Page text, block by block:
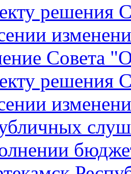
решения
Совета
решения